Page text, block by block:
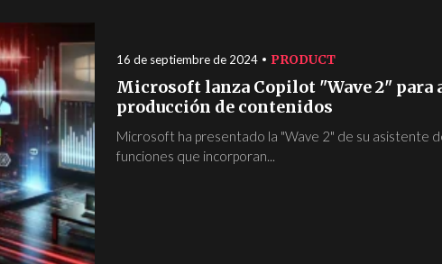
16 de septiembre de 2024 PRODUCT
Microsoft lanza Copilot "Wave 2"
producción de contenidos
Microsoft ha presentado la "Wave 2" de su asistente
funciones que incorporan...